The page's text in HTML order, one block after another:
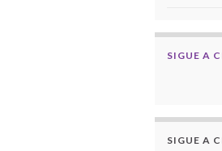
SIGUE A
SIGUE A